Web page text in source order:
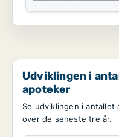
Udviklingen i
apoteker
Se udviklingen i
over de seneste tre år.